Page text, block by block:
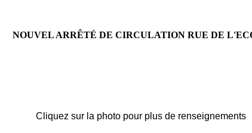
NOUVEL ARRÊTÉ DE CIRCULATION RUE DE
Cliquez sur la photo pour plus de renseignements